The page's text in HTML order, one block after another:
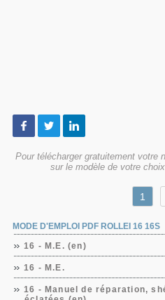
Pour télécharger gratuitement votre
sur le modèle de votre
1
MODE D'EMPLOI PDF ROLLEI 16 16S
16 - M.E. (en)
16 - M.E.
16 - Manuel de réparation,